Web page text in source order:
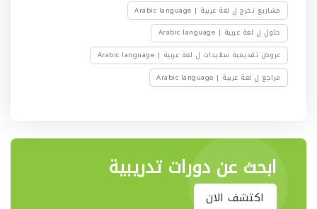
مشاريع تخرج ل لغة عربية | Arabic language
حلول ل لغة عربية | Arabic language
عروض تقديمية سلايدات ل لغة عربية | Arabic language
مراجع ل لغة عربية | Arabic language
ابحث عن دورات تدريبية
اكتشف الان